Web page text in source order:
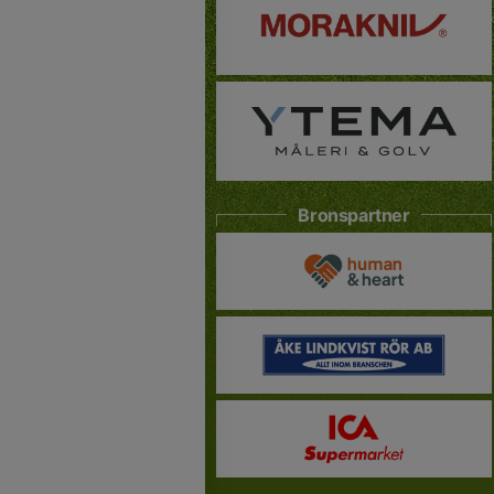
Bronspartner